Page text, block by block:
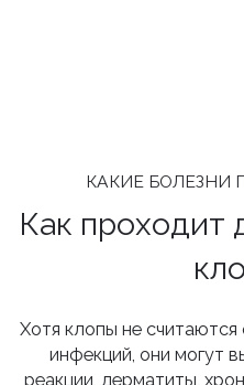
КАКИЕ БОЛЕЗНИ
Как проходит
Хотя клопы не
инфекций, они могут
реакции, дерматиты,